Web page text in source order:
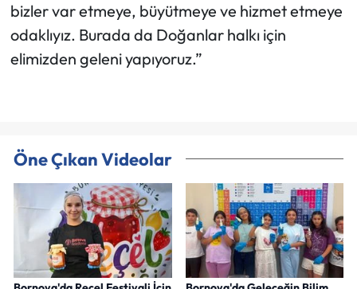
bizler var etmeye, büyütmeye ve hizmet etmeye
odaklıyız. Burada da Doğanlar halkı için
elimizden geleni yapıyoruz.”
Öne Çıkan Videolar